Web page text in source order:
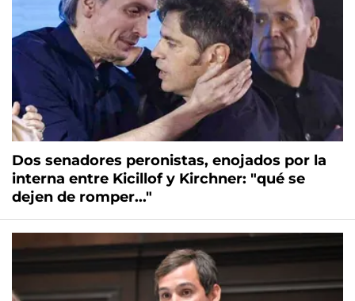
Dos senadores peronistas, enojados por la
interna entre Kicillof y Kirchner: "qué se
dejen de romper..."